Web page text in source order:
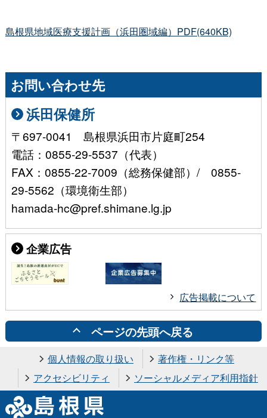
島根県地域医療支援計画（浜田圏域編）PDF(640KB)
お問い合わせ先
浜田保健所
〒697-0041 島根県浜田市片庭町254
電話：0855-29-5537（代表）
FAX：0855-22-7009（総務保健部）/ 0855-
29-5562（環境衛生部）
hamada-hc@pref.shimane.lg.jp
企業広告
広告掲載について
ページの先頭へ戻る
個人情報の取り扱い
著作権・リンク等
アクセシビリティ
ソーシャルメディア利用指針